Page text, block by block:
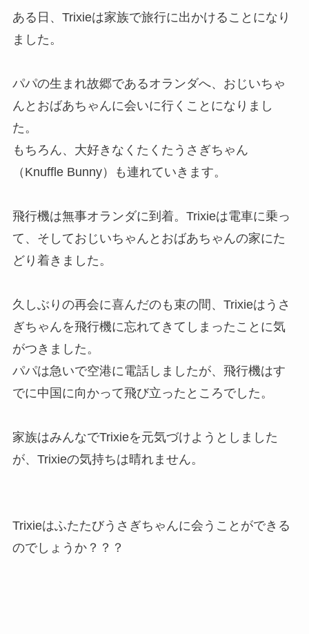
ある日、Trixieは家族で旅行に出かけることになり
ました。
パパの生まれ故郷であるオランダへ、おじいちゃ
んとおばあちゃんに会いに行くことになりまし
た。
もちろん、大好きなくたくたうさぎちゃん
（Knuffle Bunny）も連れていきます。
飛行機は無事オランダに到着。Trixieは電車に乗っ
て、そしておじいちゃんとおばあちゃんの家にた
どり着きました。
久しぶりの再会に喜んだのも束の間、Trixieはうさ
ぎちゃんを飛行機に忘れてきてしまったことに気
がつきました。
パパは急いで空港に電話しましたが、飛行機はす
でに中国に向かって飛び立ったところでした。
家族はみんなでTrixieを元気づけようとしました
が、Trixieの気持ちは晴れません。
Trixieはふたたびうさぎちゃんに会うことができる
のでしょうか？？？